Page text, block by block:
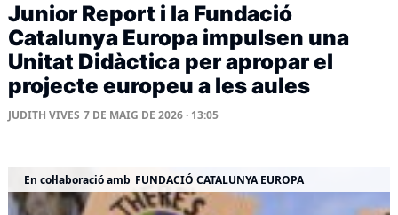
Junior Report i la Fundació
Catalunya Europa impulsen una
Unitat Didàctica per apropar el
projecte europeu a les aules
JUDITH VIVES 7 DE MAIG DE 2026 · 13:05
En col·laboració amb FUNDACIÓ CATALUNYA EUROPA